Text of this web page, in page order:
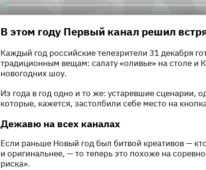
В этом году Первый канал решил
Каждый год российские телезрители 31 декабря
традиционным вещам: салату «оливье» на столе и
новогодних шоу.
Из года в год одно и то же: устаревшие сценарии,
которые, кажется, застолбили себе место на
Дежавю на всех каналах
Если раньше Новый год был битвой креативов —
и оригинальнее, — то теперь это похоже на
риска».